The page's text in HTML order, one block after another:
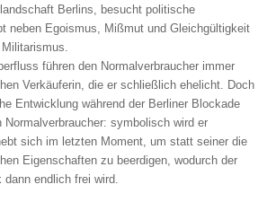
Berlins, besucht politische
neben Egoismus, Mißmut und Gleichgültigkeit
führen den Normalverbraucher immer
Verkäuferin, die er schließlich ehelicht. Doch
Entwicklung während der Berliner Blockade
Normalverbraucher: symbolisch wird er
sich im letzten Moment, um statt seiner die
Eigenschaften zu beerdigen, wodurch der
endlich frei wird.